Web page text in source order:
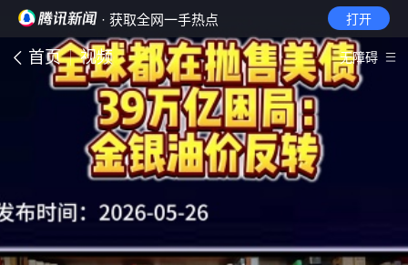
· 获取全网一手热点 打开
首页 视频 无障碍